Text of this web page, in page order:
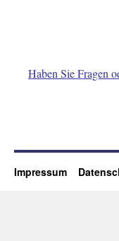
Haben Sie Fragen
Impressum